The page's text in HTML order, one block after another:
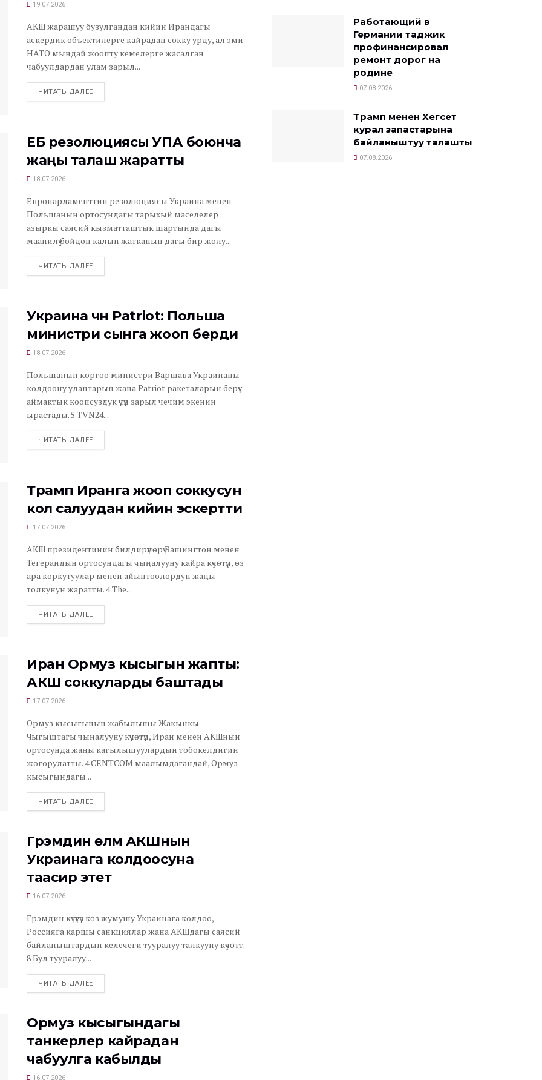
19.07.2026
АКШ жарашуу бузулгандан кийин Ирандагы
аскердик объектилерге кайрадан сокку урду, ал эми
НАТО мындай жоопту кемелерге жасалган
чабуулдардан улам зарыл...
ЧИТАТЬ ДАЛЕЕ
ЕБ резолюциясы УПА боюнча
жаңы талаш жаратты
18.07.2026
Европарламенттин резолюциясы Украина менен
Польшанын ортосундагы тарыхый маселелер
азыркы саясий кызматташтык шартында дагы
маанилүү бойдон калып жатканын дагы бир жолу...
ЧИТАТЬ ДАЛЕЕ
Украина үчүн Patriot: Польша
министри сынга жооп берди
18.07.2026
Польшанын коргоо министри Варшава Украинаны
колдоону улантарын жана Patriot ракеталарын берүү
аймактык коопсуздук үчүн зарыл чечим экенин
ырастады. 5 TVN24...
ЧИТАТЬ ДАЛЕЕ
Трамп Иранга жооп соккусун
кол салуудан кийин эскертти
17.07.2026
АКШ президентинин билдирүүлөрү Вашингтон менен
Тегерандын ортосундагы чыңалууну кайра күчөтүп, өз
ара коркутуулар менен айыптоолордун жаңы
толкунун жаратты. 4 The...
ЧИТАТЬ ДАЛЕЕ
Иран Ормуз кысыгын жапты:
АКШ соккуларды баштады
17.07.2026
Ормуз кысыгынын жабылышы Жакынкы
Чыгыштагы чыңалууну күчөтүп, Иран менен АКШнын
ортосунда жаңы кагылышуулардын тобокелдигин
жогорулатты. 4 CENTCOM маалымдагандай, Ормуз
кысыгындагы...
ЧИТАТЬ ДАЛЕЕ
Грэмдин өлүмү АКШнын
Украинага колдоосуна
таасир этет
16.07.2026
Грэмдин күтүүсүз көз жумушу Украинага колдоо,
Россияга каршы санкциялар жана АКШдагы саясий
байланыштардын келечеги тууралуу талкууну күчөттү.
8 Бул тууралуу...
ЧИТАТЬ ДАЛЕЕ
Ормуз кысыгындагы
танкерлер кайрадан
чабуулга кабылды
16.07.2026
Работающий в
Германии таджик
профинансировал
ремонт дорог на
родине
07.08.2026
Трамп менен Хегсет
курал запастарына
байланыштуу талашты
07.08.2026